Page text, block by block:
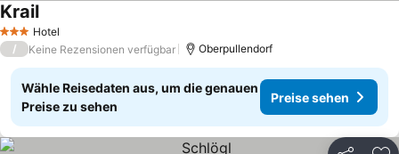
3 SterneHotel
Krail
/ Keine Rezensionen verfügbar Oberpullendorf
Wähle Reisedaten aus, um die genauen
Preise zu sehen
Preise sehen